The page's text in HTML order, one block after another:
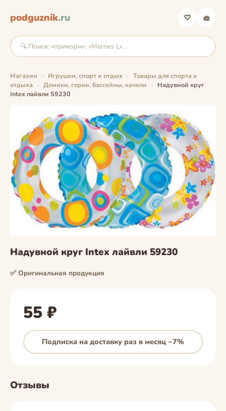
podguznik.ru ♡ 🧺
Магазин · Игрушки, спорт и отдых · Товары для спорта и
отдыха · Домики, горки, бассейны, качели · Надувной круг
Intex лайвли 59230
фото скоро
Надувной круг Intex лайвли 59230
✅ Оригинальная продукция
55 ₽
Подписка на доставку раз в месяц −7%
Отзывы